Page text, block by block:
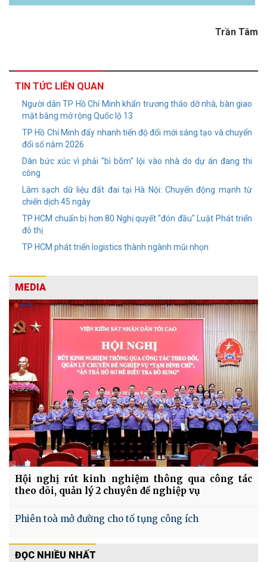
Trần Tâm
TIN TỨC LIÊN QUAN
Người dân TP Hồ Chí Minh khẩn trương tháo dỡ nhà, bàn giao
mặt bằng mở rộng Quốc lộ 13
TP Hồ Chí Minh đẩy nhanh tiến độ đổi mới sáng tạo và chuyển
đổi số năm 2026
Dân bức xúc vì phải "bì bõm" lội vào nhà do dự án đang thi
công
Làm sạch dữ liệu đất đai tại Hà Nội: Chuyển động mạnh từ
chiến dịch 45 ngày
TP HCM chuẩn bị hơn 80 Nghị quyết "đón đầu" Luật Phát triển
đô thị
TP HCM phát triển logistics thành ngành mũi nhọn
MEDIA
Hội nghị rút kinh nghiệm thông qua công tác
theo dõi, quản lý 2 chuyên đề nghiệp vụ
Phiên toà mở đường cho tố tụng công ích
ĐỌC NHIỀU NHẤT